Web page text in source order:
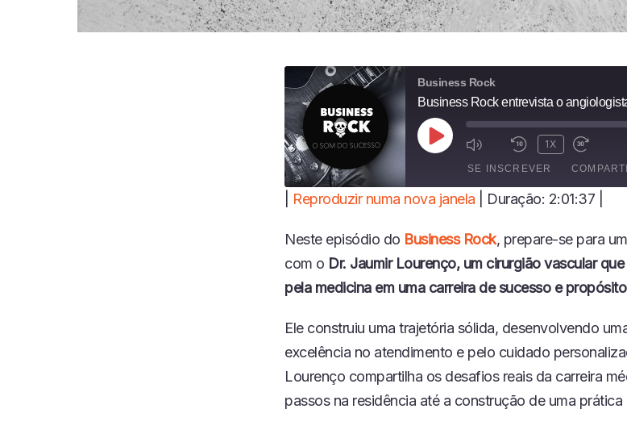
Business Rock
R
R
O
U
I
R
P
I
S
D
I
1X
SE INSCREVER
FEED RSS
INCORPO
RAR
Reproduzir numa nova janela Duração: 2:01:37
Neste episódio do Business Rock, prepare-se para
com o Dr. Jaumir Lourenço, um cirurgião vascular
pela medicina em uma carreira de sucesso e
Ele construiu uma trajetória sólida, desenvolvendo
excelência no atendimento e pelo cuidado
Lourenço compartilha os desafios reais da carreira
passos na residência até a construção de uma prática